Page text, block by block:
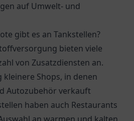
auf Umwelt- und
gibt es an Tankstellen?
bieten viele
von Zusatzdiensten an.
Shops, in denen
Autozubehör verkauft
haben auch Restaurants